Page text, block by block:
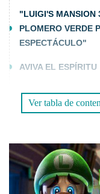
"LUIGI'S MANSION
PLOMERO VERDE
ESPECTÁCULO"
AVIVA EL ESPÍRITU
NUEVOS TRUCOS
BIENVENIDO
"LA VARIEDAD DE
VUELVAN
Ver tabla de